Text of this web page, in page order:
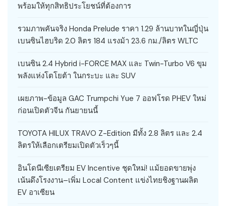
พร้อมให้ทุกสิทธิประโยชน์ที่ต้องการ
รวมภาพคันจริง Honda Prelude ราคา 1.29 ล้านบาทในญี่ปุ่น
เบนซินไฮบริด 2.0 ลิตร 184 แรงม้า 23.6 กม./ลิตร WLTC
เบนซิน 2.4 Hybrid i-FORCE MAX และ Twin-Turbo V6 ขุม
พลังแห่งโตโยต้า ในกระบะ และ SUV
เผยภาพ-ข้อมูล GAC Trumpchi Yue 7 ออฟโรด PHEV ใหม่
ก่อนเปิดตัวจีน กันยายนนี้
TOYOTA HILUX TRAVO Z-Edition มีทั้ง 2.8 ลิตร และ 2.4
ลิตรให้เลือกเตรียมเปิดตัวเร็วๆนี้
อินโดนีเซียเตรียม EV Incentive ชุดใหม่! แม้ยอดขายพุ่ง
เน้นดึงโรงงาน–เพิ่ม Local Content แข่งไทยชิงฐานผลิต
EV อาเซียน